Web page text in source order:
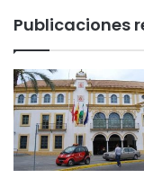
Publicaciones